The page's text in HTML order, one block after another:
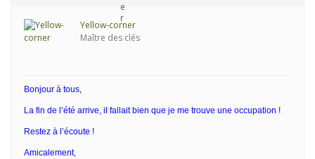
Yellow-corner
Maître des clés
Bonjour à tous,
La fin de l’été arrive, il fallait bien que je me trouve une occupation !
Restez à l’écoute !
Amicalement,